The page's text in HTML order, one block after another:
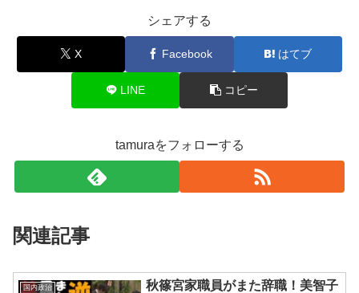
シェアする
X Facebook はてブ
LINE コピー
tamuraをフォローする
関連記事
国内政治
秋篠宮家職員がまた辞職！美智子